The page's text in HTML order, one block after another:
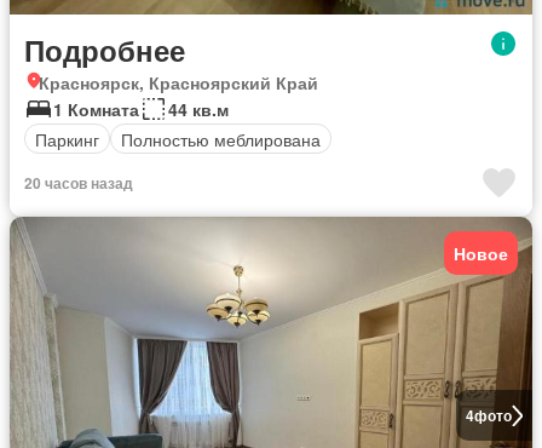
Подробнее
Красноярск, Красноярский Край
1 Комната
44 кв.м
Паркинг
Полностью меблирована
20 часов назад
4фото
Новое